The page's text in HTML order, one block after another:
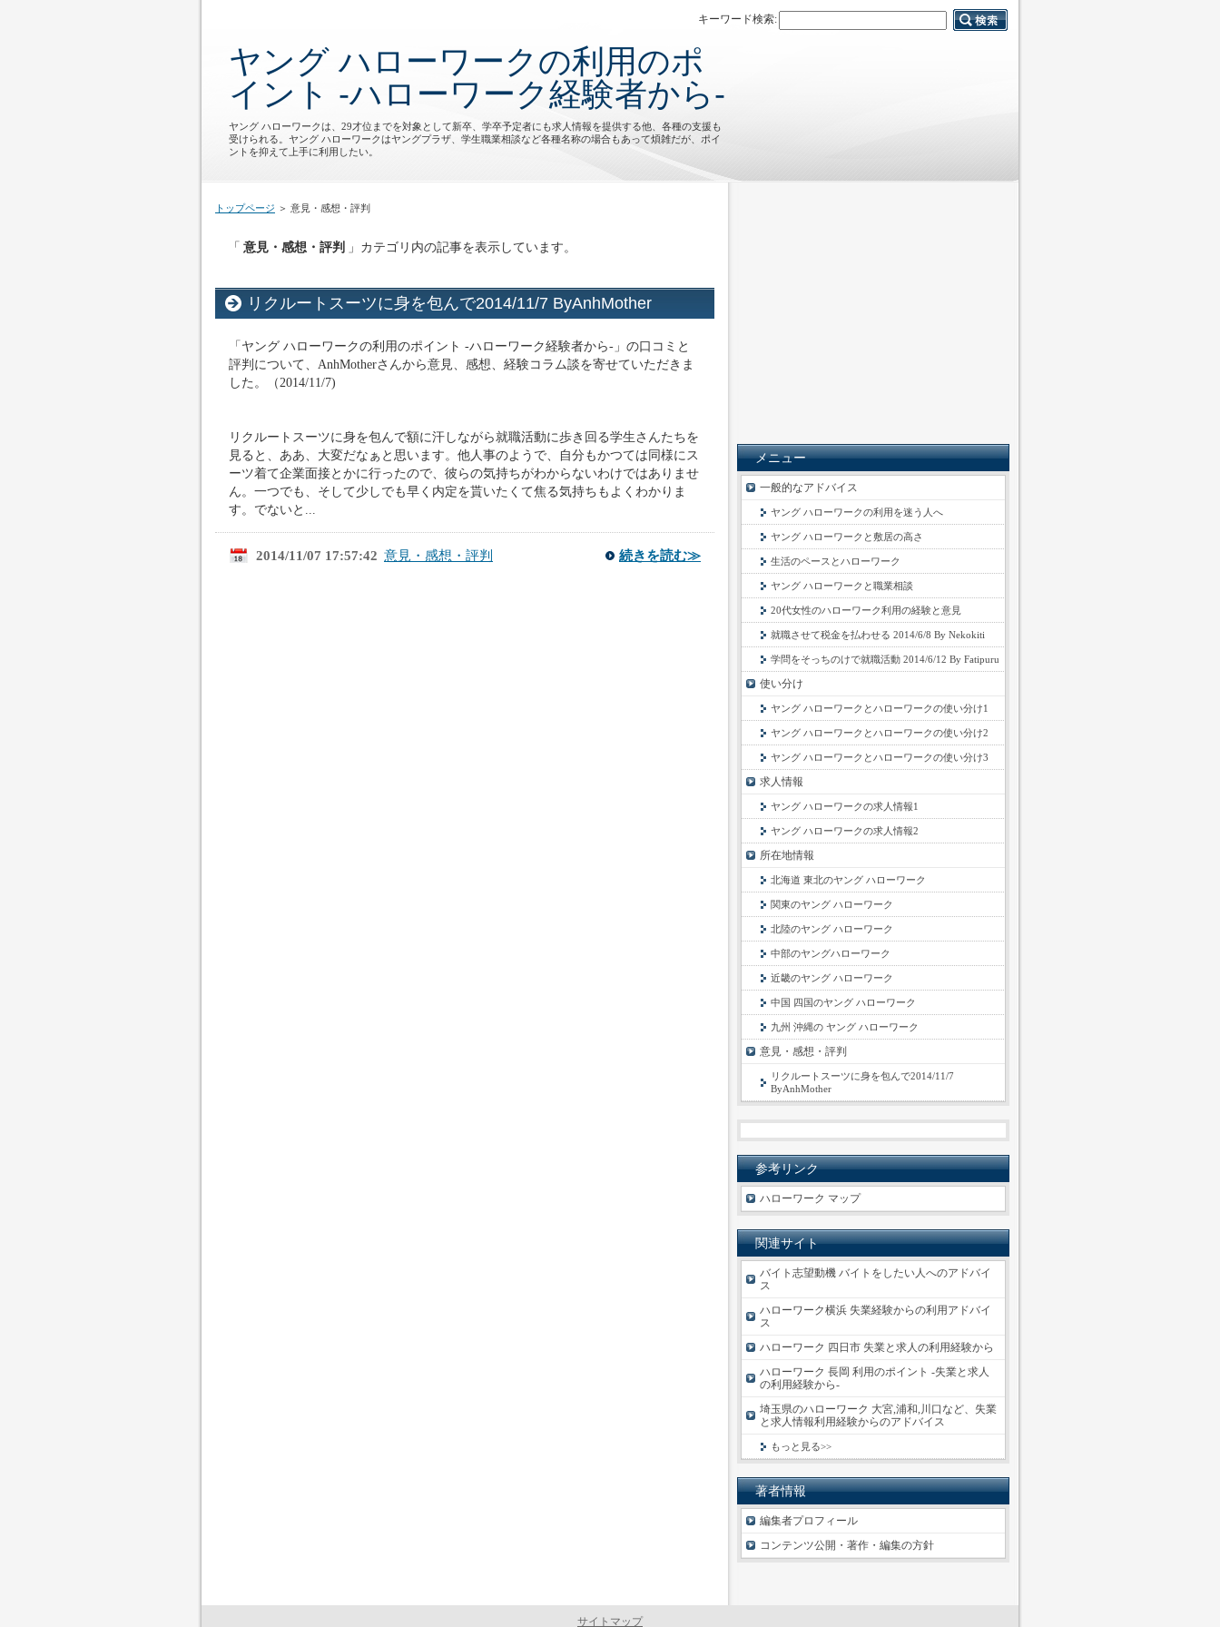
ヤング ハローワークの利用のポ
イント -ハローワーク経験者から-
ヤング ハローワークは、29才位までを対象として新卒、学卒予定者にも求人情報を提供する他、各種の支援も
受けられる。ヤング ハローワークはヤングプラザ、学生職業相談など各種名称の場合もあって煩雑だが、ポイ
ントを抑えて上手に利用したい。
トップページ ＞ 意見・感想・評判
「 意見・感想・評判 」カテゴリ内の記事を表示しています。
リクルートスーツに身を包んで2014/11/7 ByAnhMother
「ヤング ハローワークの利用のポイント -ハローワーク経験者から-」の口コミと
評判について、AnhMotherさんから意見、感想、経験コラム談を寄せていただきま
した。（2014/11/7)
リクルートスーツに身を包んで額に汗しながら就職活動に歩き回る学生さんたちを
見ると、ああ、大変だなぁと思います。他人事のようで、自分もかつては同様にス
ーツ着て企業面接とかに行ったので、彼らの気持ちがわからないわけではありませ
ん。一つでも、そして少しでも早く内定を貰いたくて焦る気持ちもよくわかりま
す。でないと...
続きを読む≫
2014/11/07 17:57:42 意見・感想・評判
メニュー
一般的なアドバイス
ヤング ハローワークの利用を迷う人へ
ヤング ハローワークと敷居の高さ
生活のペースとハローワーク
ヤング ハローワークと職業相談
20代女性のハローワーク利用の経験と意見
就職させて税金を払わせる 2014/6/8 By Nekokiti
学問をそっちのけで就職活動 2014/6/12 By Fatipuru
使い分け
ヤング ハローワークとハローワークの使い分け1
ヤング ハローワークとハローワークの使い分け2
ヤング ハローワークとハローワークの使い分け3
求人情報
ヤング ハローワークの求人情報1
ヤング ハローワークの求人情報2
所在地情報
北海道 東北のヤング ハローワーク
関東のヤング ハローワーク
北陸のヤング ハローワーク
中部のヤングハローワーク
近畿のヤング ハローワーク
中国 四国のヤング ハローワーク
九州 沖縄の ヤング ハローワーク
意見・感想・評判
リクルートスーツに身を包んで2014/11/7
ByAnhMother
参考リンク
ハローワーク マップ
関連サイト
バイト志望動機 バイトをしたい人へのアドバイ
ス
ハローワーク横浜 失業経験からの利用アドバイ
ス
ハローワーク 四日市 失業と求人の利用経験から
ハローワーク 長岡 利用のポイント -失業と求人
の利用経験から-
埼玉県のハローワーク 大宮,浦和,川口など、失業
と求人情報利用経験からのアドバイス
もっと見る>>
著者情報
編集者プロフィール
コンテンツ公開・著作・編集の方針
サイトマップ
キーワード検索: